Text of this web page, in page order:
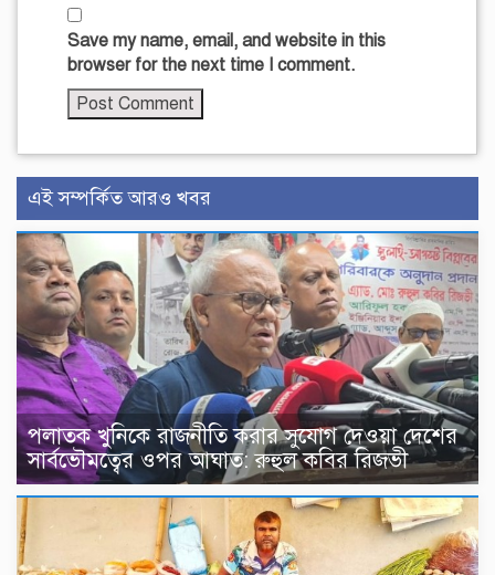
Save my name, email, and website in this
browser for the next time I comment.
এই সম্পর্কিত আরও খবর
পলাতক খুনিকে রাজনীতি করার সুযোগ দেওয়া দেশের
সার্বভৌমত্বের ওপর আঘাত: রুহুল কবির রিজভী